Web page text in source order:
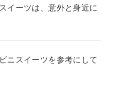
イーツは、意外と身近に
ニスイーツを参考にして